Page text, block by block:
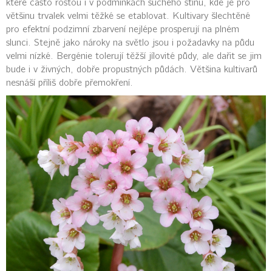
které často rostou i v podmínkách suchého stínu, kde je pro
většinu trvalek velmi těžké se etablovat. Kultivary šlechtěné
pro efektní podzimní zbarvení nejlépe prosperují na plném
slunci. Stejně jako nároky na světlo jsou i požadavky na půdu
velmi nízké. Bergénie tolerují těžší jílovité půdy, ale dařit se jim
bude i v živných, dobře propustných půdách. Většina kultivarů
nesnáší příliš dobře přemokření.